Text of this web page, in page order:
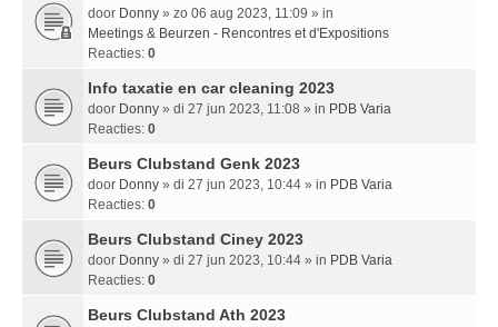
door Donny » zo 06 aug 2023, 11:09 » in
Meetings & Beurzen - Rencontres et d'Expositions
Reacties: 0
Info taxatie en car cleaning 2023
door Donny » di 27 jun 2023, 11:08 » in PDB Varia
Reacties: 0
Beurs Clubstand Genk 2023
door Donny » di 27 jun 2023, 10:44 » in PDB Varia
Reacties: 0
Beurs Clubstand Ciney 2023
door Donny » di 27 jun 2023, 10:44 » in PDB Varia
Reacties: 0
Beurs Clubstand Ath 2023